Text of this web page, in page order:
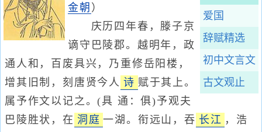
爱国
辞赋精选
初中文言文
古文观止
金朝 ）
庆历四年春，滕子京
谪守巴陵郡。越明年，政
通人和，百废具兴，乃重修岳阳楼，
增其旧制，刻唐贤今人 诗 赋于其上。
属予作文以记之。(具 通：俱)予观夫
巴陵胜状，在 洞庭 一湖。衔远山，吞 长江 ，浩